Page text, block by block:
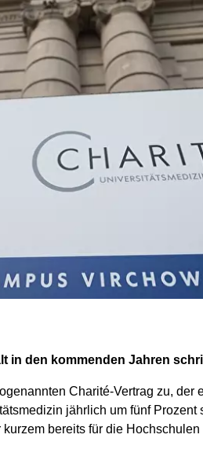
in den kommenden Jahren
Charité-Vertrag zu,
jährlich um fünf
bereits für die